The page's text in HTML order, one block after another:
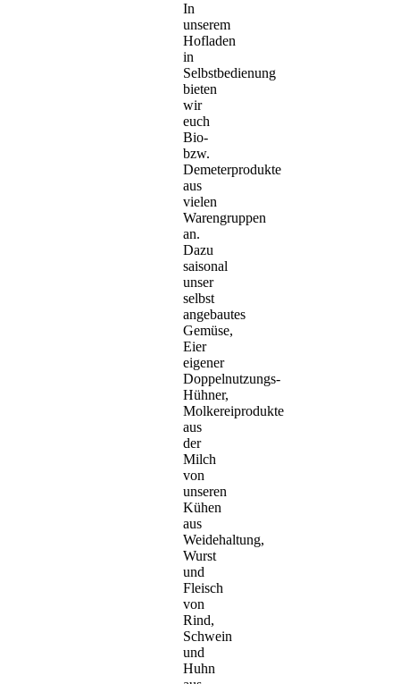
In
unserem
Hofladen
in
Selbstbedienung
bieten
wir
euch
Bio-
bzw.
Demeterprodukte
aus
vielen
Warengruppen
an.
Dazu
saisonal
unser
selbst
angebautes
Gemüse,
Eier
eigener
Doppelnutzungs-
Hühner,
Molkereiprodukte
aus
der
Milch
von
unseren
Kühen
aus
Weidehaltung,
Wurst
und
Fleisch
von
Rind,
Schwein
und
Huhn